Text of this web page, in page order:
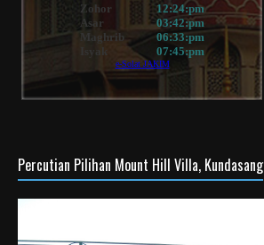
Percutian Pilihan Mount Hill Villa, Kundasang